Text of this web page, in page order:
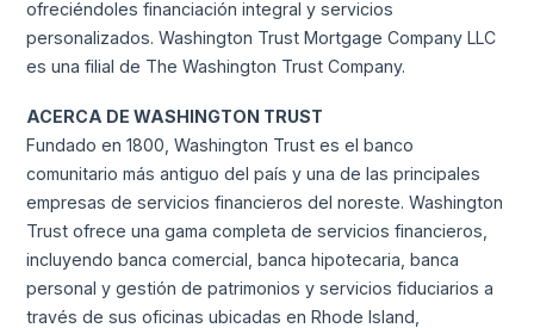
ofreciéndoles financiación integral y servicios
personalizados. Washington Trust Mortgage Company LLC
es una filial de The Washington Trust Company.
ACERCA DE WASHINGTON TRUST
Fundado en 1800, Washington Trust es el banco
comunitario más antiguo del país y una de las principales
empresas de servicios financieros del noreste. Washington
Trust ofrece una gama completa de servicios financieros,
incluyendo banca comercial, banca hipotecaria, banca
personal y gestión de patrimonios y servicios fiduciarios a
través de sus oficinas ubicadas en Rhode Island,